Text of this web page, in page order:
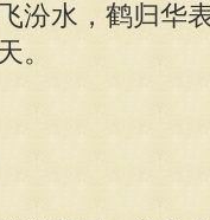
汾水，鹤归华
。